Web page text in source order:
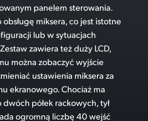
panelem sterowania.
miksera, co jest istotne
lub w sytuacjach
zawiera też duży LCD,
można zobaczyć wyjście
ustawienia miksera za
ekranowego. Chociaż ma
półek rackowych, tył
ogromną liczbę 40 wejść